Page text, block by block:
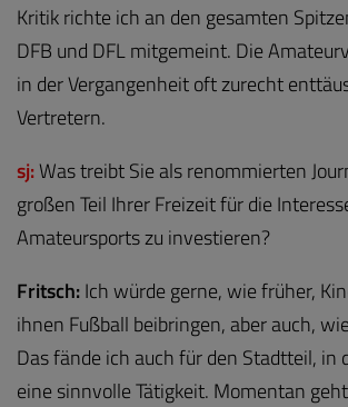
Kritik richte ich an den gesamten
DFB und DFL mitgemeint. Die
in der Vergangenheit oft zurecht
Vertretern.
sj:Was treibt Sie als renommierten
großen Teil Ihrer Freizeit für die
Amateursports zu investieren?
Fritsch:Ich würde gerne, wie früher,
ihnen Fußball beibringen, aber auch,
Das fände ich auch für den Stadtteil, in
eine sinnvolle Tätigkeit. Momentan